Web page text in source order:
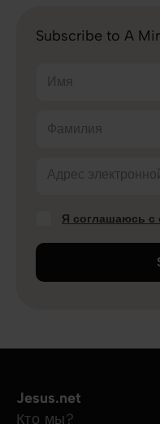
Subscribe to A
Имя
Фамилия
Адрес
Я соглашаюсь с
Jesus.net
Кто мы?